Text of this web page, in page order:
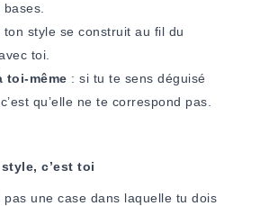
ton style se construit au fil du
toi.
toi-même : si tu te sens déguisé
qu’elle ne te correspond pas.
c’est toi
pas une case dans laquelle tu dois